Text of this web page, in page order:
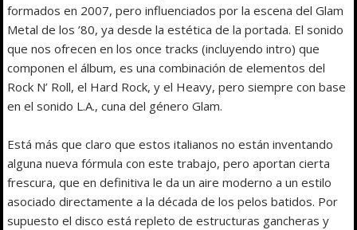
formados en 2007, pero influenciados por la escena del Glam
Metal de los ’80, ya desde la estética de la portada. El sonido
que nos ofrecen en los once tracks (incluyendo intro) que
componen el álbum, es una combinación de elementos del
Rock N’ Roll, el Hard Rock, y el Heavy, pero siempre con base
en el sonido L.A., cuna del género Glam.
Está más que claro que estos italianos no están inventando
alguna nueva fórmula con este trabajo, pero aportan cierta
frescura, que en definitiva le da un aire moderno a un estilo
asociado directamente a la década de los pelos batidos. Por
supuesto el disco está repleto de estructuras gancheras y